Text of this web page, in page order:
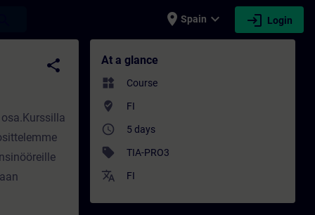
place Spain expand_more login Login
- Professional development |
share
At a glance
widgets Course
where_to_vote FI
access_time 5 days
sell TIA-PRO3
translate FI